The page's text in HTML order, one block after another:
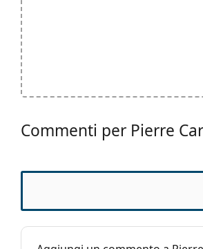
Commenti per Pierre